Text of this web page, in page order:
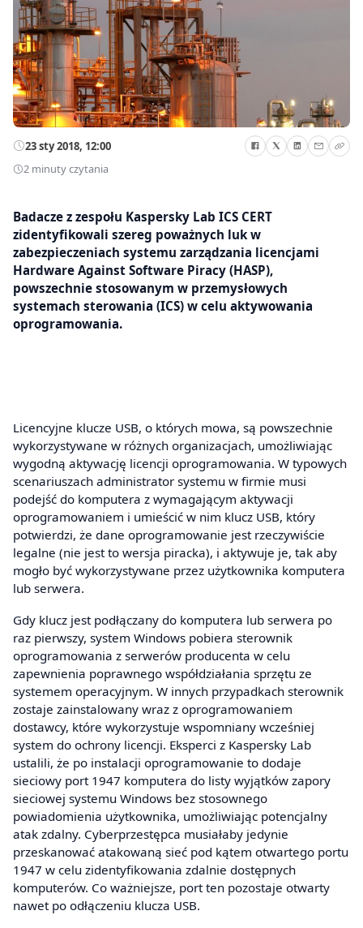
23 sty 2018, 12:00
2 minuty czytania
Badacze z zespołu Kaspersky Lab ICS CERT
zidentyfikowali szereg poważnych luk w
zabezpieczeniach systemu zarządzania licencjami
Hardware Against Software Piracy (HASP),
powszechnie stosowanym w przemysłowych
systemach sterowania (ICS) w celu aktywowania
oprogramowania.
Licencyjne klucze USB, o których mowa, są powszechnie
wykorzystywane w różnych organizacjach, umożliwiając
wygodną aktywację licencji oprogramowania. W typowych
scenariuszach administrator systemu w firmie musi
podejść do komputera z wymagającym aktywacji
oprogramowaniem i umieścić w nim klucz USB, który
potwierdzi, że dane oprogramowanie jest rzeczywiście
legalne (nie jest to wersja piracka), i aktywuje je, tak aby
mogło być wykorzystywane przez użytkownika komputera
lub serwera.
Gdy klucz jest podłączany do komputera lub serwera po
raz pierwszy, system Windows pobiera sterownik
oprogramowania z serwerów producenta w celu
zapewnienia poprawnego współdziałania sprzętu ze
systemem operacyjnym. W innych przypadkach sterownik
zostaje zainstalowany wraz z oprogramowaniem
dostawcy, które wykorzystuje wspomniany wcześniej
system do ochrony licencji. Eksperci z Kaspersky Lab
ustalili, że po instalacji oprogramowanie to dodaje
sieciowy port 1947 komputera do listy wyjątków zapory
sieciowej systemu Windows bez stosownego
powiadomienia użytkownika, umożliwiając potencjalny
atak zdalny. Cyberprzestępca musiałaby jedynie
przeskanować atakowaną sieć pod kątem otwartego portu
1947 w celu zidentyfikowania zdalnie dostępnych
komputerów. Co ważniejsze, port ten pozostaje otwarty
nawet po odłączeniu klucza USB.